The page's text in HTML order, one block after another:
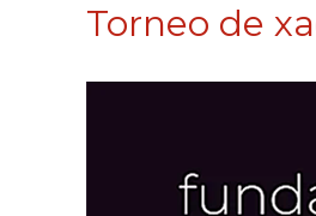
Torneo de